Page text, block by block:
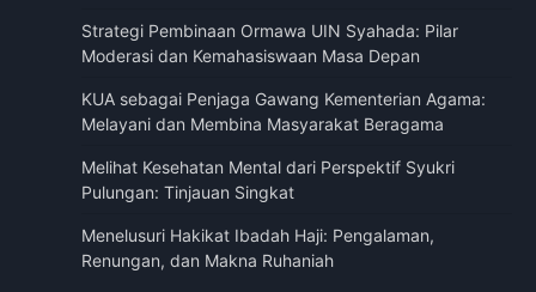
Strategi Pembinaan Ormawa UIN Syahada: Pilar
Moderasi dan Kemahasiswaan Masa Depan
KUA sebagai Penjaga Gawang Kementerian Agama:
Melayani dan Membina Masyarakat Beragama
Melihat Kesehatan Mental dari Perspektif Syukri
Pulungan: Tinjauan Singkat
Menelusuri Hakikat Ibadah Haji: Pengalaman,
Renungan, dan Makna Ruhaniah